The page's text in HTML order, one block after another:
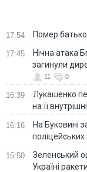
17:54 Помер
17:45
Нічна атака
загинули
11 0
16:39
Лукашенко
на її
16:16
На Буковині
поліцейських
15:50
Зеленський
Україні